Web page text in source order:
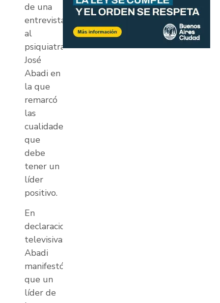
de una
entrevista
al
psiquiatra
José
Abadi en
la que
remarcó
las
cualidades
que
debe
tener un
líder
positivo.
En
declaraciones
televisivas,
Abadi
manifestó
que un
líder de